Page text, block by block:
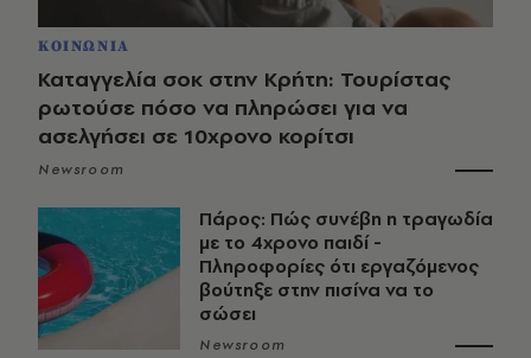
ΚΟΙΝΩΝΙΑ
Καταγγελία σοκ στην Κρήτη: Τουρίστας
ρωτούσε πόσο να πληρώσει για να
ασελγήσει σε 10χρονο κορίτσι
Newsroom
Πάρος: Πώς συνέβη η τραγωδία
με το 4χρονο παιδί -
Πληροφορίες ότι εργαζόμενος
βούτηξε στην πισίνα να το
σώσει
Newsroom